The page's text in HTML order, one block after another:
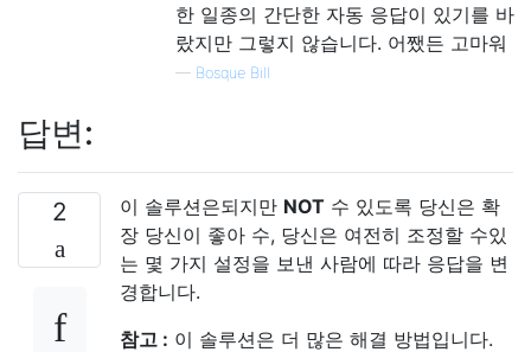
한 일종의 간단한 자동 응답이 있기를 바
랐지만 그렇지 않습니다. 어쨌든 고마워
— Bosque Bill
답변:
2 이 솔루션은되지만 NOT 수 있도록 당신은 확
장 당신이 좋아 수, 당신은 여전히 조정할 수있
는 몇 가지 설정을 보낸 사람에 따라 응답을 변
경합니다.
참고 : 이 솔루션은 더 많은 해결 방법입니다.